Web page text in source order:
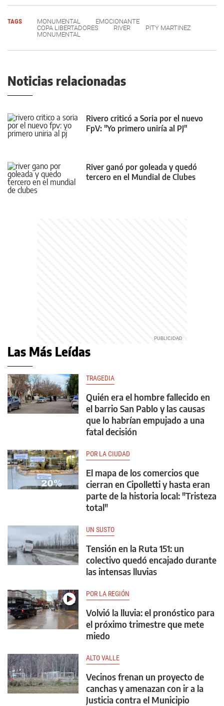
TAGS MONUMENTAL
EMOCIONANTE
COPA LIBERTADORES
RIVER
PITY MARTINEZ
MONUMENTAL
Noticias relacionadas
Rivero criticó a Soria por el nuevo
FpV: "Yo primero uniría al PJ"
River ganó por goleada y quedó
tercero en el Mundial de Clubes
Las Más Leídas
TRAGEDIA
Quién era el hombre fallecido en
el barrio San Pablo y las causas
que lo habrían empujado a una
fatal decisión
POR LA CIUDAD
El mapa de los comercios que
cierran en Cipolletti y hasta eran
parte de la historia local: "Tristeza
total"
UN SUSTO
Tensión en la Ruta 151: un
colectivo quedó encajado durante
las intensas lluvias
POR LA REGIÓN
Volvió la lluvia: el pronóstico para
el próximo trimestre que mete
miedo
ALTO VALLE
Vecinos frenan un proyecto de
canchas y amenazan con ir a la
Justicia contra el Municipio